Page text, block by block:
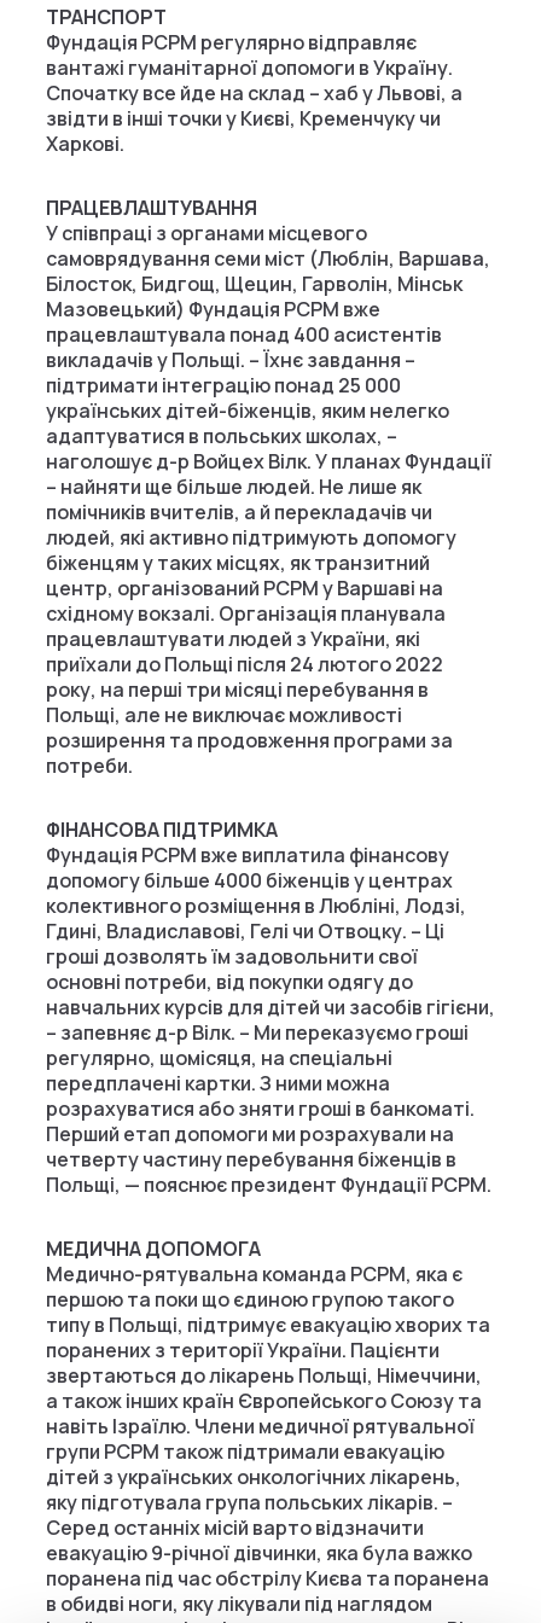
ТРАНСПОРТ
Фундація PCPM регулярно відправляє
вантажі гуманітарної допомоги в Україну.
Спочатку все йде на склад – хаб у Львові, а
звідти в інші точки у Києві, Кременчуку чи
Харкові.
ПРАЦЕВЛАШТУВАННЯ
У співпраці з органами місцевого
самоврядування семи міст (Люблін, Варшава,
Білосток, Бидгощ, Щецин, Гарволін, Мінськ
Мазовецький) Фундація PCPM вже
працевлаштувала понад 400 асистентів
викладачів у Польщі. – Їхнє завдання –
підтримати інтеграцію понад 25 000
українських дітей-біженців, яким нелегко
адаптуватися в польських школах, –
наголошує д-р Войцех Вілк. У планах Фундації
– найняти ще більше людей. Не лише як
помічників вчителів, а й перекладачів чи
людей, які активно підтримують допомогу
біженцям у таких місцях, як транзитний
центр, організований PCPM у Варшаві на
східному вокзалі. Організація планувала
працевлаштувати людей з України, які
приїхали до Польщі після 24 лютого 2022
року, на перші три місяці перебування в
Польщі, але не виключає можливості
розширення та продовження програми за
потреби.
ФІНАНСОВА ПІДТРИМКА
Фундація PCPM вже виплатила фінансову
допомогу більше 4000 біженців у центрах
колективного розміщення в Любліні, Лодзі,
Гдині, Владиславові, Гелі чи Отвоцку. – Ці
гроші дозволять їм задовольнити свої
основні потреби, від покупки одягу до
навчальних курсів для дітей чи засобів гігієни,
– запевняє д-р Вілк. – Ми переказуємо гроші
регулярно, щомісяця, на спеціальні
передплачені картки. З ними можна
розрахуватися або зняти гроші в банкоматі.
Перший етап допомоги ми розрахували на
четверту частину перебування біженців в
Польщі, — пояснює президент Фундації PCPM.
МЕДИЧНА ДОПОМОГА
Медично-рятувальна команда PCPM, яка є
першою та поки що єдиною групою такого
типу в Польщі, підтримує евакуацію хворих та
поранених з території України. Пацієнти
звертаються до лікарень Польщі, Німеччини,
а також інших країн Європейського Союзу та
навіть Ізраїлю. Члени медичної рятувальної
групи PCPM також підтримали евакуацію
дітей з українських онкологічних лікарень,
яку підготувала група польських лікарів. –
Серед останніх місій варто відзначити
евакуацію 9-річної дівчинки, яка була важко
поранена під час обстрілу Києва та поранена
в обидві ноги, яку лікували під наглядом